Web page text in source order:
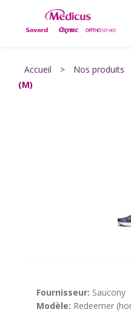
Accueil > Nos produits
(M)
Fournisseur: Saucony
Modèle: Redeemer